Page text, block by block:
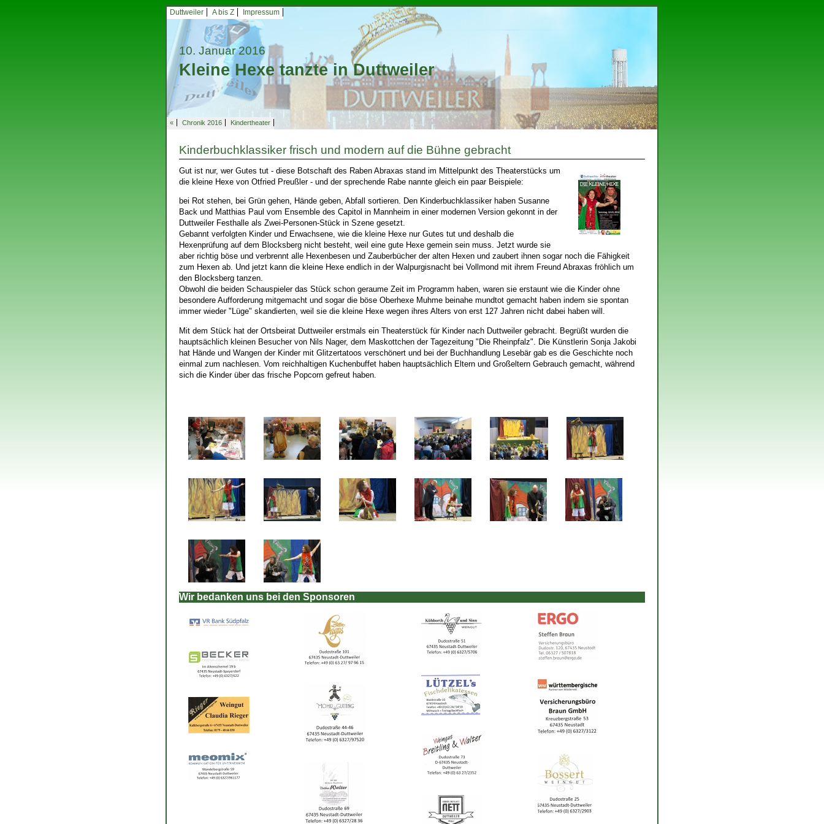
Duttweiler A bis Z Impressum
10. Januar 2016
Kleine Hexe tanzte in Duttweiler
« Chronik 2016 Kindertheater
Kinderbuchklassiker frisch und modern auf die Bühne gebracht
Gut ist nur, wer Gutes tut - diese Botschaft des Raben Abraxas stand im Mittelpunkt des Theaterstücks um
die kleine Hexe von Otfried Preußler - und der sprechende Rabe nannte gleich ein paar Beispiele:
bei Rot stehen, bei Grün gehen, Hände geben, Abfall sortieren. Den Kinderbuchklassiker haben Susanne
Back und Matthias Paul vom Ensemble des Capitol in Mannheim in einer modernen Version gekonnt in der
Duttweiler Festhalle als Zwei-Personen-Stück in Szene gesetzt.
Gebannt verfolgten Kinder und Erwachsene, wie die kleine Hexe nur Gutes tut und deshalb die
Hexenprüfung auf dem Blocksberg nicht besteht, weil eine gute Hexe gemein sein muss. Jetzt wurde sie
aber richtig böse und verbrennt alle Hexenbesen und Zauberbücher der alten Hexen und zaubert ihnen sogar noch die Fähigkeit
zum Hexen ab. Und jetzt kann die kleine Hexe endlich in der Walpurgisnacht bei Vollmond mit ihrem Freund Abraxas fröhlich um
den Blocksberg tanzen.
Obwohl die beiden Schauspieler das Stück schon geraume Zeit im Programm haben, waren sie erstaunt wie die Kinder ohne
besondere Aufforderung mitgemacht und sogar die böse Oberhexe Muhme beinahe mundtot gemacht haben indem sie spontan
immer wieder "Lüge" skandierten, weil sie die kleine Hexe wegen ihres Alters von erst 127 Jahren nicht dabei haben will.
Mit dem Stück hat der Ortsbeirat Duttweiler erstmals ein Theaterstück für Kinder nach Duttweiler gebracht. Begrüßt wurden die
hauptsächlich kleinen Besucher von Nils Nager, dem Maskottchen der Tagezeitung "Die Rheinpfalz". Die Künstlerin Sonja Jakobi
hat Hände und Wangen der Kinder mit Glitzertatoos verschönert und bei der Buchhandlung Lesebär gab es die Geschichte noch
einmal zum nachlesen. Vom reichhaltigen Kuchenbuffet haben hauptsächlich Eltern und Großeltern Gebrauch gemacht, während
sich die Kinder über das frische Popcorn gefreut haben.
Wir bedanken uns bei den Sponsoren